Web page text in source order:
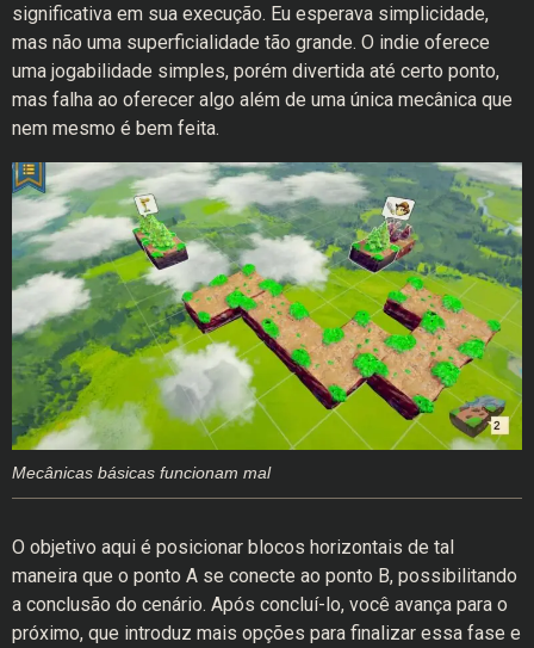
significativa em sua execução. Eu esperava simplicidade,
mas não uma superficialidade tão grande. O indie oferece
uma jogabilidade simples, porém divertida até certo ponto,
mas falha ao oferecer algo além de uma única mecânica que
nem mesmo é bem feita.
Mecânicas básicas funcionam mal
O objetivo aqui é posicionar blocos horizontais de tal
maneira que o ponto A se conecte ao ponto B, possibilitando
a conclusão do cenário. Após concluí-lo, você avança para o
próximo, que introduz mais opções para finalizar essa fase e